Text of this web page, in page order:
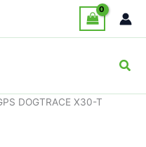
DOGTRACE X30-T